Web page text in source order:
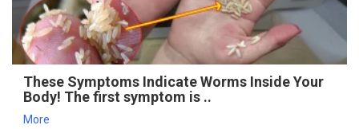
These Symptoms Indicate Worms Inside Your
Body! The first symptom is ..
More